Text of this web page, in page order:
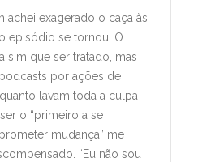
achei exagerado o caça às
episódio se tornou. O
sim que ser tratado, mas
por ações de
lavam toda a culpa
o “primeiro a se
mudança” me
“Eu não sou